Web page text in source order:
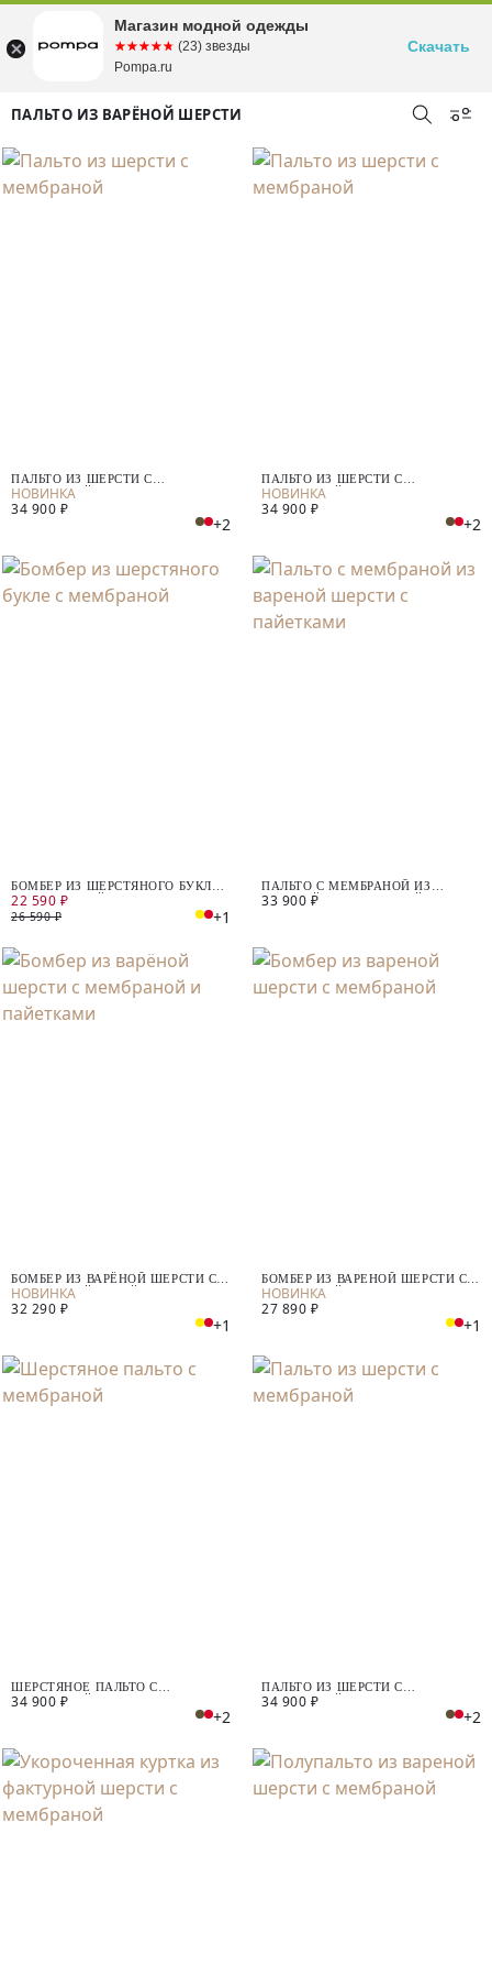
ПАЛЬТО ИЗ ВАРЁНОЙ ШЕРСТИ
ПАЛЬТО ИЗ ШЕРСТИ С
МЕМБРАНОЙ
34 900 ₽
+2
ПАЛЬТО ИЗ ШЕРСТИ С
МЕМБРАНОЙ
34 900 ₽
+2
БОМБЕР ИЗ ШЕРСТЯНОГО БУКЛЕ
С МЕМБРАНОЙ
22 590 ₽
26 590 ₽ +1
ПАЛЬТО С МЕМБРАНОЙ ИЗ
ВАРЕНОЙ ШЕРСТИ С ПАЙЕТКАМИ
33 900 ₽
БОМБЕР ИЗ ВАРЁНОЙ ШЕРСТИ С
МЕМБРАНОЙ И ПАЙЕТКАМИ
32 290 ₽
+1
БОМБЕР ИЗ ВАРЕНОЙ ШЕРСТИ С
МЕМБРАНОЙ
27 890 ₽
+1
ШЕРСТЯНОЕ ПАЛЬТО С
МЕМБРАНОЙ
34 900 ₽
+2
ПАЛЬТО ИЗ ШЕРСТИ С
МЕМБРАНОЙ
34 900 ₽
+2
Магазин модной одежды
☆☆☆☆☆
★★★★★ (23) звезды
Pompa.ru
Скачать